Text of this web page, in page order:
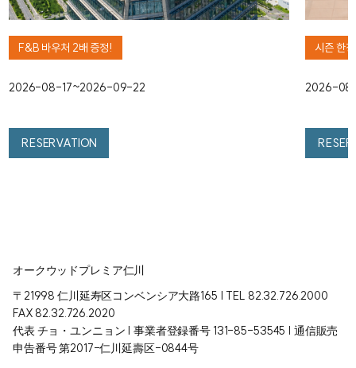
F&B 바우처 2배 증정!
2026-08-17~2026-09-22
RESERVATION
시즌 한
2026-
オークウッドプレミア仁川
〒21998 仁川延寿区コンベンシア大路165 | TEL 82.32.726.2000
FAX 82.32.726.2020
代表 チョ・ユンニョン | 事業者登録番号 131-85-53545 | 通信販売
申告番号 第2017-仁川延壽区-0844号